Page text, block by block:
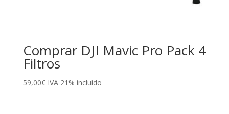
Comprar DJI Mavic Pro Pack 4
Filtros
59,00€ IVA 21% incluído